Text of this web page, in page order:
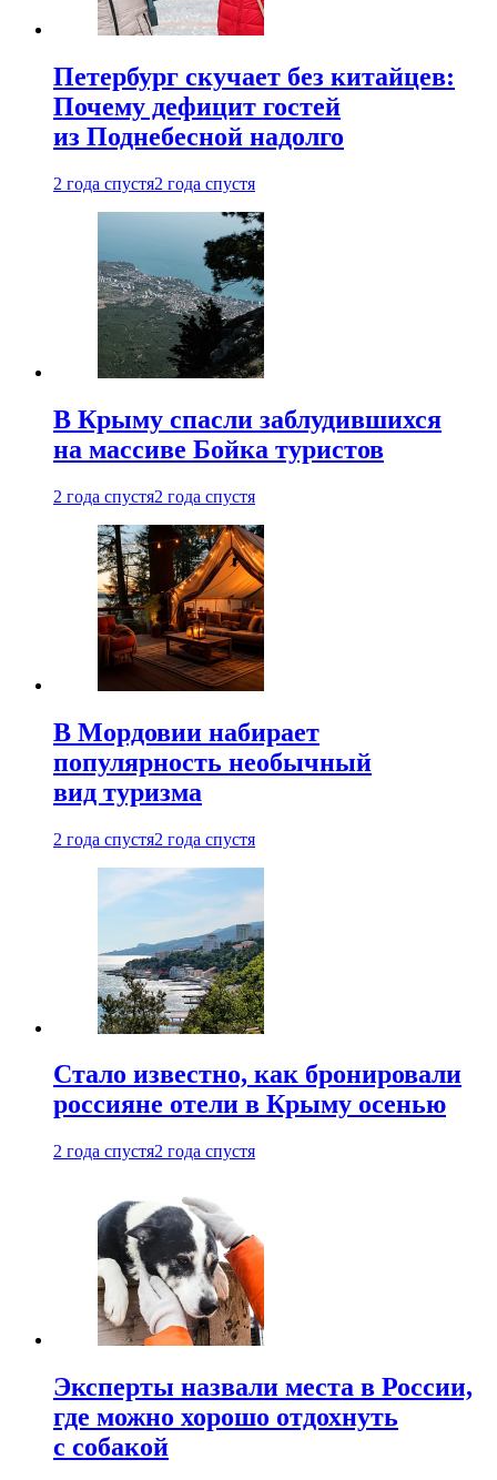
Петербург скучает без китайцев:
Почему дефицит гостей
из Поднебесной надолго
2 года спустя2 года спустя
В Крыму спасли заблудившихся
на массиве Бойка туристов
2 года спустя2 года спустя
В Мордовии набирает
популярность необычный
вид туризма
2 года спустя2 года спустя
Стало известно, как бронировали
россияне отели в Крыму осенью
2 года спустя2 года спустя
Эксперты назвали места в России,
где можно хорошо отдохнуть
с собакой